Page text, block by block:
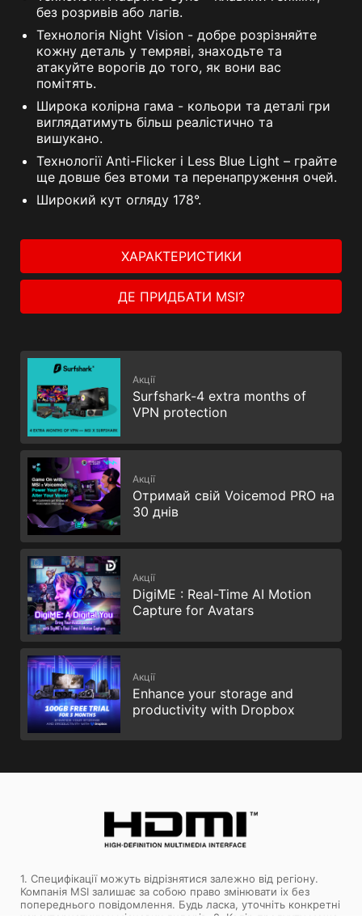
Технологія Adaptive-Sync – плавний геймінг,
без розривів або лагів.
Технологія Night Vision - добре розрізняйте
кожну деталь у темряві, знаходьте та
атакуйте ворогів до того, як вони вас
помітять.
Широка колірна гама - кольори та деталі гри
виглядатимуть більш реалістично та
вишукано.
Технології Anti-Flicker і Less Blue Light – грайте
ще довше без втоми та перенапруження очей.
ХАРАКТЕРИСТИКИ
ДЕ ПРИДБАТИ MSI?
Акції
Surfshark-4 extra months of
Акції
Отримай свій Voicemod PRO на
Акції
DigiME : Real-Time AI Motion
Акції
Enhance your storage and
1. Специфікації можуть відрізнятися залежно від регіону.
Компанія MSI залишає за собою право змінювати іх без